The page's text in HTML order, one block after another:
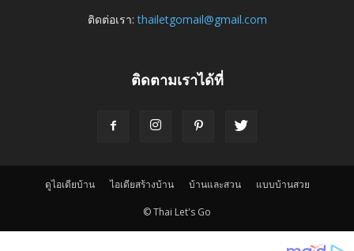
ติดต่อเรา:thailetgomail@gmail.com
ติดตามเราได้ที่
ดูไอเดียบ้าน ไอเดียสร้างบ้าน บ้านและสวน แบบบ้านสวย
© Thai Let's Go